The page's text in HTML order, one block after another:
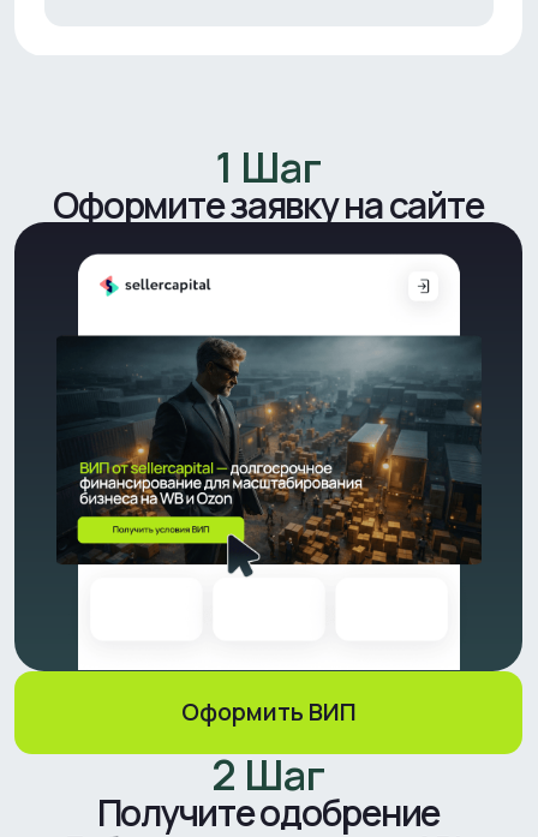
Добавьте документы и API-
ключи в личном кабинете, и
дождитесь одобрения уже через
подписания договора